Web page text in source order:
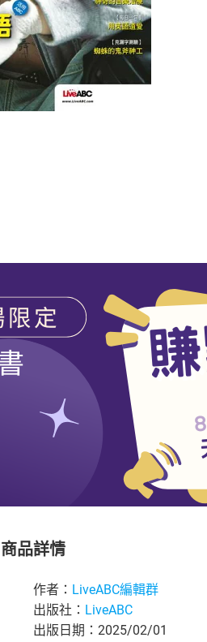
商品詳情
作者： LiveABC編輯群
出版社： LiveABC
出版日期：2025/02/01